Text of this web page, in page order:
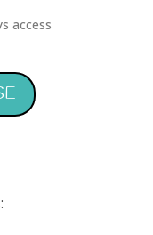
access